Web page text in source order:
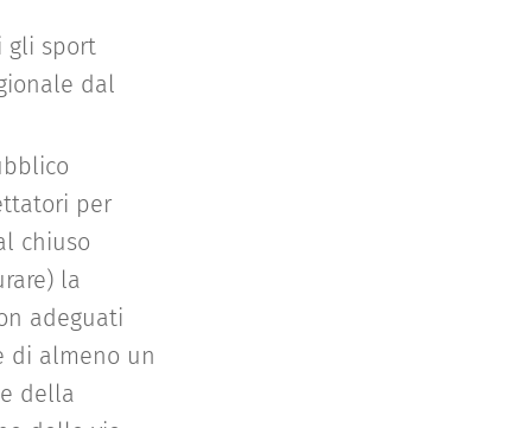
gli sport
dal
per
chiuso
la
adeguati
di almeno un
della